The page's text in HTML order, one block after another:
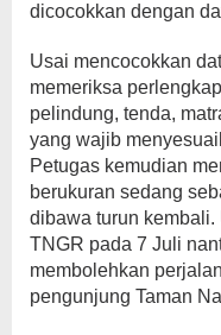
dicocokkan dengan
Usai mencocokkan
memeriksa
pelindung, tenda,
yang wajib
Petugas kemudian
berukuran sedang
dibawa turun kembali.
TNGR pada 7 Juli
membolehkan
pengunjung Taman